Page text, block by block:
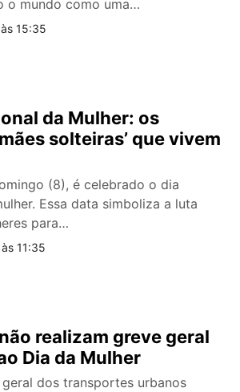
o mundo como uma…
15:35
da Mulher: os
solteiras’ que vivem
(8), é celebrado o dia
Essa data simboliza a luta
para…
11:35
realizam greve geral
Dia da Mulher
dos transportes urbanos